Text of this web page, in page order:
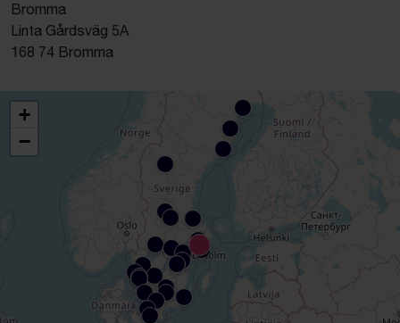
Bromma
Linta Gårdsväg 5A
168 74 Bromma
+
−